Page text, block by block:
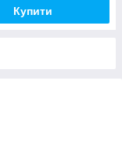
Купити